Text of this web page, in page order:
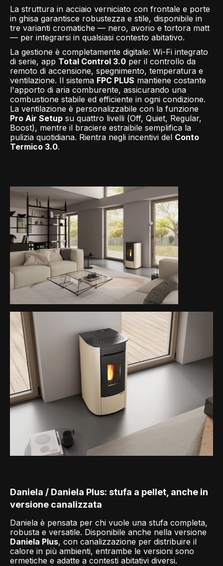
La struttura in acciaio verniciato con frontale e porte
in ghisa garantisce robustezza e stile, disponibile in
tre varianti cromatiche — nero, avorio e tortora matt
— per integrarsi in qualsiasi contesto abitativo.
La gestione è completamente digitale: Wi-Fi integrato
di serie, app Total Control 3.0 per il controllo da
remoto di accensione, spegnimento, temperatura e
ventilazione. Il sistema FPC PLUS mantiene costante
l'apporto di aria comburente, assicurando una
combustione stabile ed efficiente in ogni condizione.
La ventilazione è personalizzabile con la funzione
Pro Air Setup su quattro livelli (Off, Quiet, Regular,
Boost), mentre il braciere estraibile semplifica la
pulizia quotidiana. Rientra negli incentivi del Conto
Termico 3.0.
Daniela / Daniela Plus: stufa a pellet, anche in
versione canalizzata
Daniela è pensata per chi vuole una stufa completa,
robusta e versatile. Disponibile anche nella versione
Daniela Plus, con canalizzazione per distribuire il
calore in più ambienti, entrambe le versioni sono
ermetiche e adatte a contesti abitativi diversi.